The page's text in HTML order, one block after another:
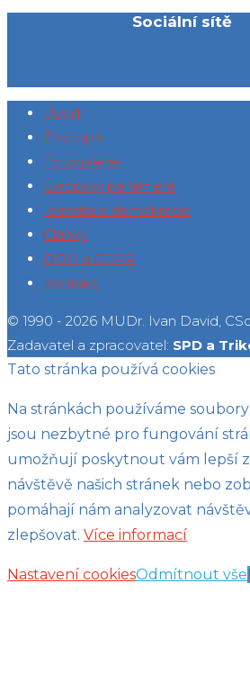
Sociální sítě
Úvod
Životopis
Fotogalerie
Evropský parlament
Identita a demokracie
Články
OOÚ a GDPR
Kontakt
© 1990 - 2026 MUDr. Ivan David,
Zadavatel a zpracovatel: SPD a
Tato stránka používá cookies
Na stránkách používáme
jsou nezbytné pro fungování
umožňují poskytnout vám lepší
návštěvě našich stránek nebo
pomáhají nám analyzovat
zlepšovat. Více informací
Nastavení cookiesOdmítnout vše